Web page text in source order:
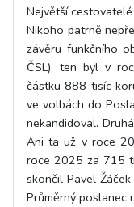
Největší cestovatelé
Nikoho patrně
závěru funkčního
ČSL), ten byl v
částku 888 tisíc
ve volbách do
nekandidoval.
Ani ta už v roce
roce 2025 za 715
skončil Pavel
Průměrný poslanec